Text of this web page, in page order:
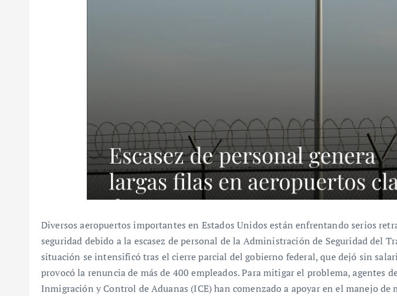
Diversos aeropuertos importantes en Estados Unidos están enfrentando serios
seguridad debido a la escasez de personal de la Administración de Seguridad del
situación se intensificó tras el cierre parcial del gobierno federal, que dejó sin
provocó la renuncia de más de 400 empleados. Para mitigar el problema, agentes
Inmigración y Control de Aduanas (ICE) han comenzado a apoyar en el manejo de